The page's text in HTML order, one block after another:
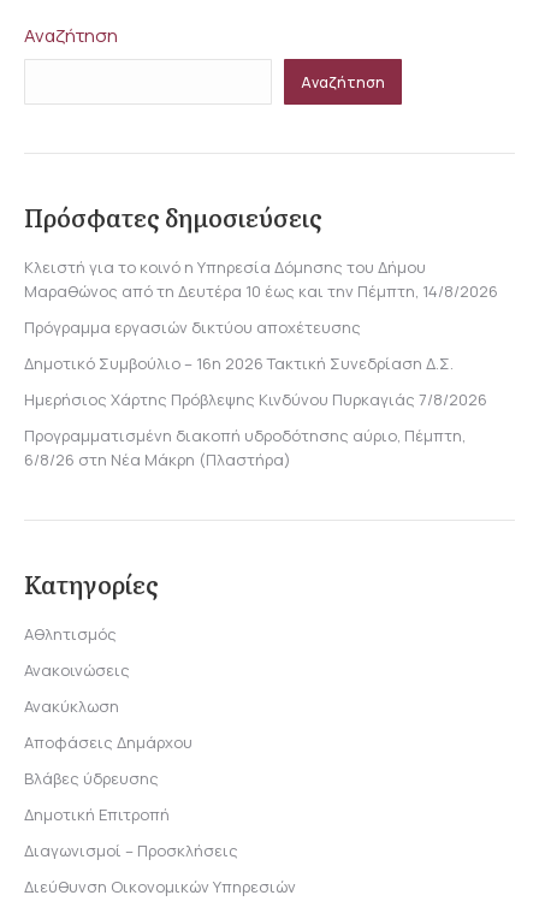
Αναζήτηση
Αναζήτηση
Πρόσφατες δημοσιεύσεις
Κλειστή για το κοινό η Υπηρεσία Δόμησης του Δήμου
Μαραθώνος από τη Δευτέρα 10 έως και την Πέμπτη, 14/8/2026
Πρόγραμμα εργασιών δικτύου αποχέτευσης
Δημοτικό Συμβούλιο – 16η 2026 Τακτική Συνεδρίαση Δ.Σ.
Ημερήσιος Χάρτης Πρόβλεψης Κινδύνου Πυρκαγιάς 7/8/2026
Προγραμματισμένη διακοπή υδροδότησης αύριο, Πέμπτη,
6/8/26 στη Νέα Μάκρη (Πλαστήρα)
Κατηγορίες
Αθλητισμός
Ανακοινώσεις
Ανακύκλωση
Αποφάσεις Δημάρχου
Βλάβες ύδρευσης
Δημοτική Επιτροπή
Διαγωνισμοί – Προσκλήσεις
Διεύθυνση Οικονομικών Υπηρεσιών